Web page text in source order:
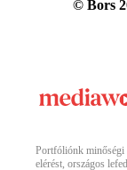
© Bors
Portfóliónk minőségi
elérést, országos